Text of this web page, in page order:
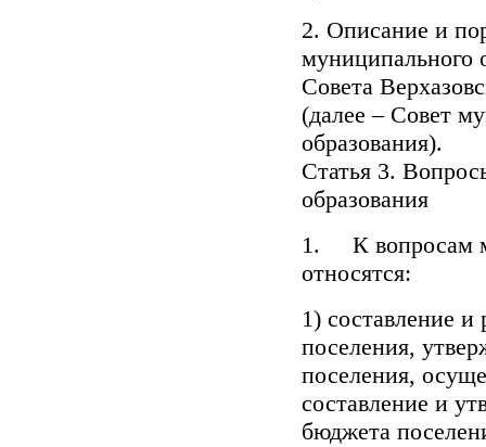
2. Описание и
муниципального
Совета
(далее – Совет
Статья 3.
образования
1. К вопросам
относятся:
1) составление
поселения,
поселения,
составление и
бюджета